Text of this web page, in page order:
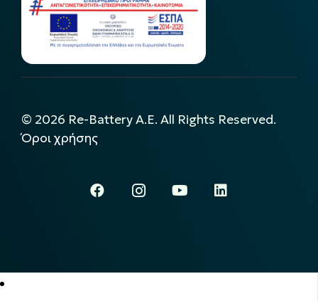
© 2026 Re-Battery A.E. All Rights Reserved.
Όροι χρήσης